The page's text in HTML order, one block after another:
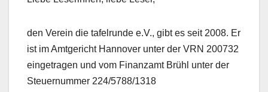
den Verein die tafelrunde e.V., gibt es seit 2008. Er
ist im Amtgericht Hannover unter der VRN 200732
eingetragen und vom Finanzamt Brühl unter der
Steuernummer 224/5788/1318